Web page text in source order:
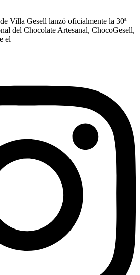
Villa Gesell lanzó oficialmente la 30ª
del Chocolate Artesanal, ChocoGesell,
el